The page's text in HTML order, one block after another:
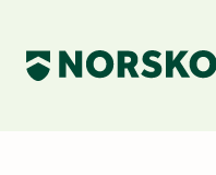
content